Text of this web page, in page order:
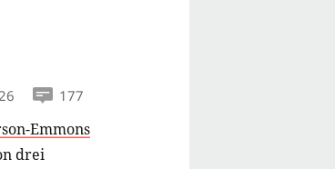
177
Emmons
drei